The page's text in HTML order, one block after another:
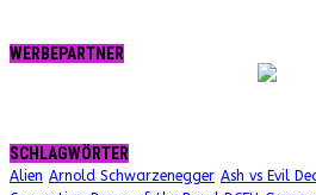
WERBEPARTNER
SCHLAGWÖRTER
Alien Arnold Schwarzenegger Ash vs Evil